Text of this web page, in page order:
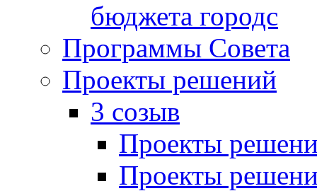
бюджета городс
Программы Совета
Проекты решений
3 созыв
Проекты
Проекты